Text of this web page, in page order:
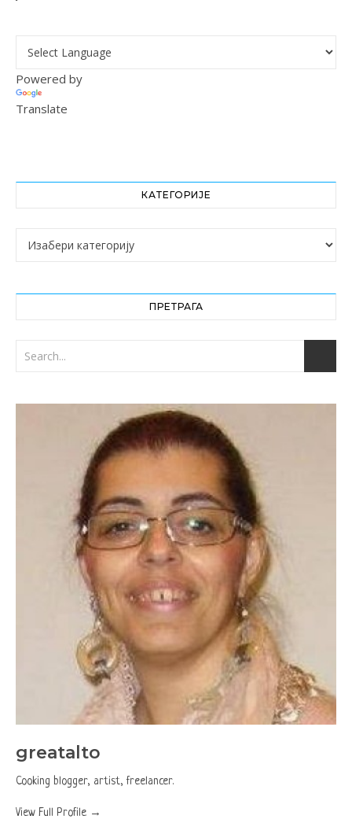
Powered by
Translate
КАТЕГОРИЈЕ
Категорије
ПРЕТРАГА
greatalto
Cooking blogger, artist, freelancer.
View Full Profile →